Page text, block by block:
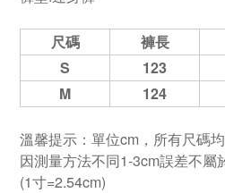
尺碼 褲長
S
123
M
124
溫馨提示：單位cm，所有尺碼
因測量方法不同1-3cm誤差不屬
(1寸=2.54cm)